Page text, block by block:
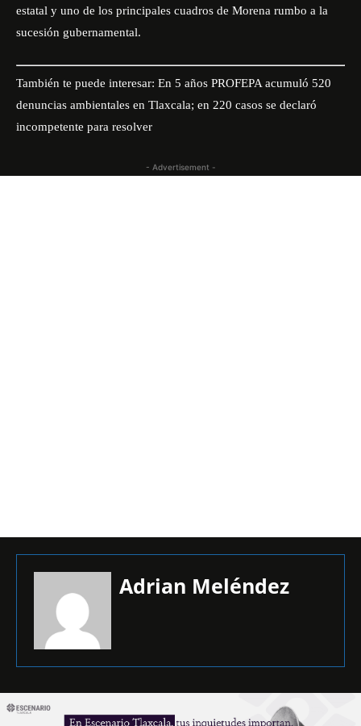
estatal y uno de los principales cuadros de Morena rumbo a la
sucesión gubernamental.
También te puede interesar: En 5 años PROFEPA acumuló 520
denuncias ambientales en Tlaxcala; en 220 casos se declaró
incompetente para resolver
- Advertisement -
Adrian Meléndez